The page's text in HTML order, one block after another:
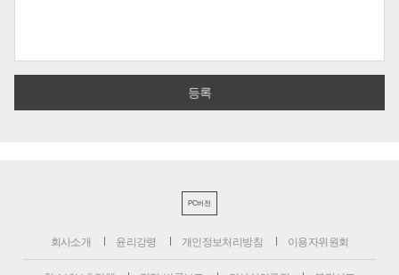
PC버전
회사소개 윤리강령 개인정보처리방침 이용자위원회